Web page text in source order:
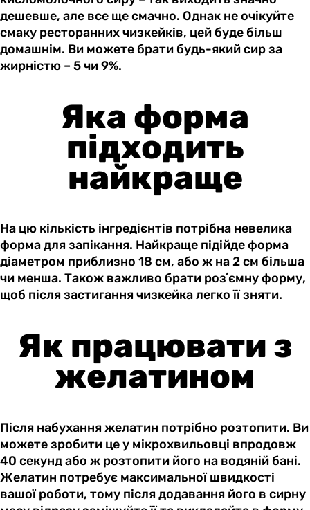
дешевше, але все ще смачно. Однак не очікуйте
смаку ресторанних чизкейків, цей буде більш
домашнім. Ви можете брати будь-який сир за
жирністю – 5 чи 9%.
Яка форма
підходить
найкраще
На цю кількість інгредієнтів потрібна невелика
форма для запікання. Найкраще підійде форма
діаметром приблизно 18 см, або ж на 2 см більша
чи менша. Також важливо брати розʼємну форму,
щоб після застигання чизкейка легко її зняти.
Як працювати з
желатином
Після набухання желатин потрібно розтопити. Ви
можете зробити це у мікрохвильовці впродовж
40 секунд або ж розтопити його на водяній бані.
Желатин потребує максимальної швидкості
вашої роботи, тому після додавання його в сирну